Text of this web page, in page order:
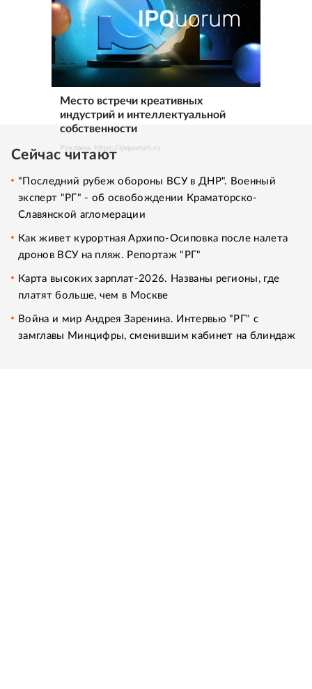
Место встречи креативных
индустрий и интеллектуальной
собственности
Реклама. https://ipquorum.ru
Сейчас читают
"Последний рубеж обороны ВСУ в ДНР". Военный
эксперт "РГ" - об освобождении Краматорско-
Славянской агломерации
Как живет курортная Архипо-Осиповка после налета
дронов ВСУ на пляж. Репортаж "РГ"
Карта высоких зарплат-2026. Названы регионы, где
платят больше, чем в Москве
Война и мир Андрея Заренина. Интервью "РГ" с
замглавы Минцифры, сменившим кабинет на блиндаж